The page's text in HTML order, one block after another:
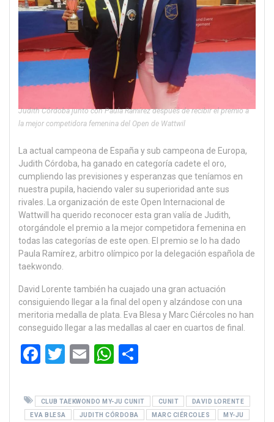
Judith Córdoba junto con Paula Ramírez después de recibir el premio a
la mejor competidora femenina del Open de Wattwil
La actual campeona de España y sub campeona de Europa,
Judith Córdoba, ha ganado en categoría cadete el oro,
cumpliendo las previsiones y esperanzas que teníamos en
nuestra pupila, haciendo valer su superioridad ante sus
rivales. La organización de este Open Internacional de
Wattwill ha querido reconocer esta gran valía de Judith,
otorgándole el premio a la mejor competidora femenina en
todas las categorías de este open. El premio se lo ha dado
Paula Ramírez, arbitro olímpico por la delegación española de
taekwondo.
David Lorente también ha cuajado una gran actuación
consiguiendo llegar a la final del open y alzándose con una
meritoria medalla de plata. Eva Blesa y Marc Ciércoles no han
conseguido llegar a las medallas al caer en cuartos de final.
F
ce
b
T
tt
er
E
ail
W
at
s
m
p
CLUB TAEKWONDO MY-JU CUNIT CUNIT
DAVID LORENTE
EVA BLESA
JUDITH CÓRDOBA MARC CIÉRCOLES MY-JU